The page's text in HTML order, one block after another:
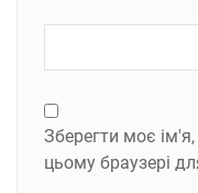
Зберегти моє
цьому браузері